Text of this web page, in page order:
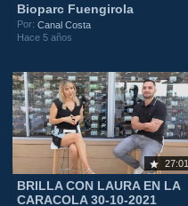
Bioparc Fuengirola
Por:Canal Costa
Hace 5 años
27:01
BRILLA CON LAURA EN LA
CARACOLA 30-10-2021